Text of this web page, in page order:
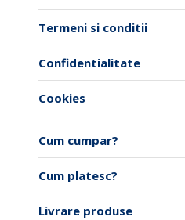
în
pagina
produsului.
Termeni si conditii
Confidentialitate
Cookies
Cum cumpar?
Cum platesc?
Livrare produse